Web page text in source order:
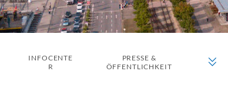
PRESSE &
ÖFFENTLICHKEIT
INFOCENTE
R